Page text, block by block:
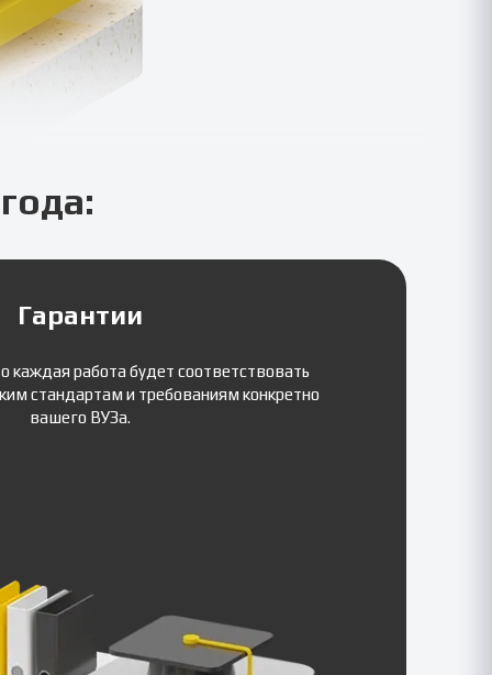
Гарантии
каждая работа будет соответствовать
стандартам и требованиям конкретно
вашего ВУЗа.